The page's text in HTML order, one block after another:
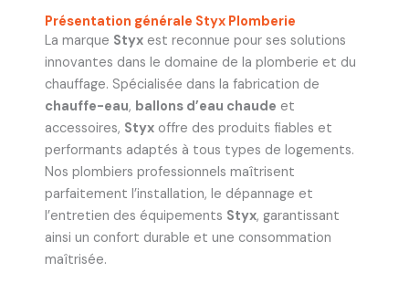
Présentation générale Styx Plomberie
La marque Styx est reconnue pour ses solutions
innovantes dans le domaine de la plomberie et du
chauffage. Spécialisée dans la fabrication de
chauffe-eau, ballons d’eau chaude et
accessoires, Styx offre des produits fiables et
performants adaptés à tous types de logements.
Nos plombiers professionnels maîtrisent
parfaitement l’installation, le dépannage et
l’entretien des équipements Styx, garantissant
ainsi un confort durable et une consommation
maîtrisée.